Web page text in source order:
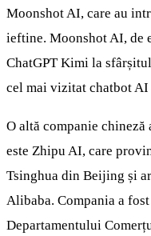
Moonshot AI, care au
ieftine. Moonshot AI, de
ChatGPT Kimi la
cel mai vizitat chatbot
O altă companie
este Zhipu AI, care
Tsinghua din Beijing și
Alibaba. Compania a
Departamentului